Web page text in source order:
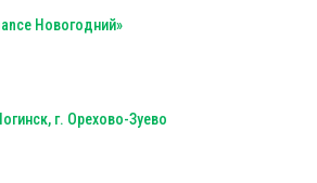
Новогодний»
г. Орехово-Зуево